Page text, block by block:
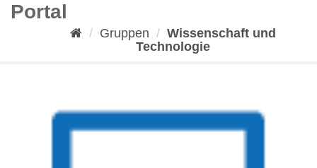
Portal
Gruppen
Wissenschaft und
Technologie